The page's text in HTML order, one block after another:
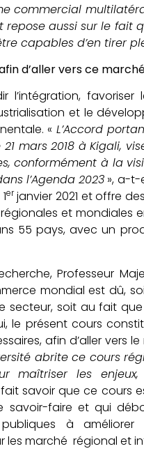
commercial
aussi sur le fait
capables d’en tirer
d’aller vers ce
l’intégration,
et le
« L’Accord
mars 2018 à Kigali,
conformément à la
l’Agenda 2023 », a-t-
erjanvier 2021 et offre
et mondiales
55 pays, avec un
Professeur
mondial est dû,
secteur, soit au fait
le présent cours
afin d’aller vers
abrite ce cours
maîtriser les
savoir que ce cours
savoir-faire et qui
à améliorer
les marché régional et